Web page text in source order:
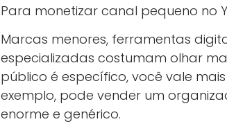
Para monetizar canal pequeno no
Marcas menores, ferramentas
especializadas costumam olhar
público é específico, você vale
exemplo, pode vender um
enorme e genérico.